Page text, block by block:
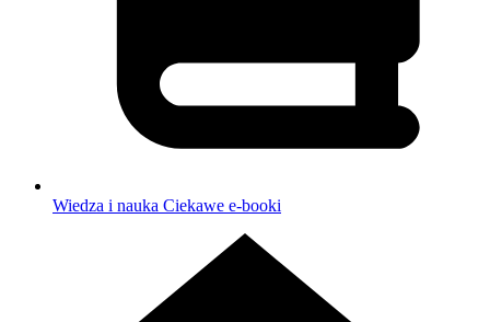
Wiedza i nauka Ciekawe e-booki